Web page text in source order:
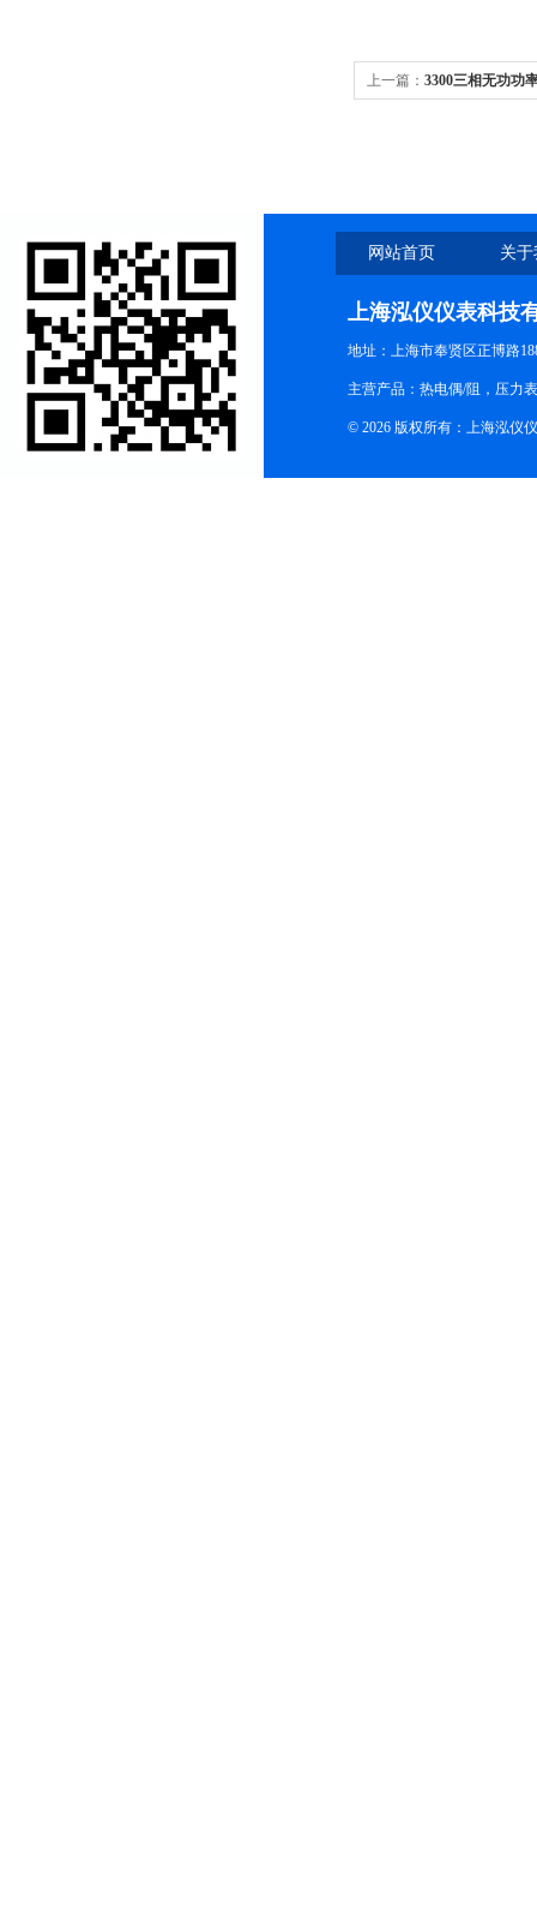
上一篇： 3300三相无功功
网站首页 关
上海泓仪仪表科技
地址：上海市奉贤区正博路
主营产品：热电偶/阻，压力
© 2026 版权所有：上海泓仪